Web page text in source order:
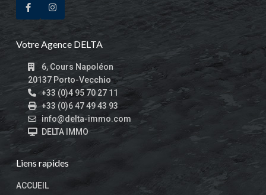
Votre Agence DELTA
6, Cours Napoléon
20137 Porto-Vecchio
+33 (0)4 95 70 27 11
+33 (0)6 47 49 43 93
info@delta-immo.com
DELTA IMMO
Liens rapides
ACCUEIL